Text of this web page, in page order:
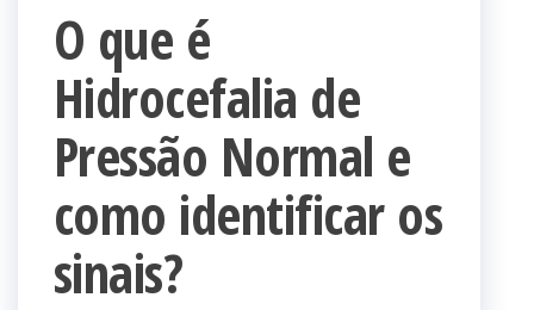
O que é
Hidrocefalia de
Pressão Normal e
como identificar os
sinais?